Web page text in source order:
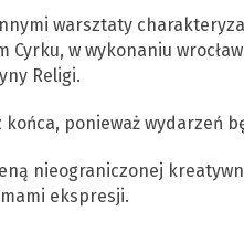
warsztaty
Cyrku, w wykonaniu
Religi.
końca, ponieważ wydarzeń
nieograniczonej
ekspresji.